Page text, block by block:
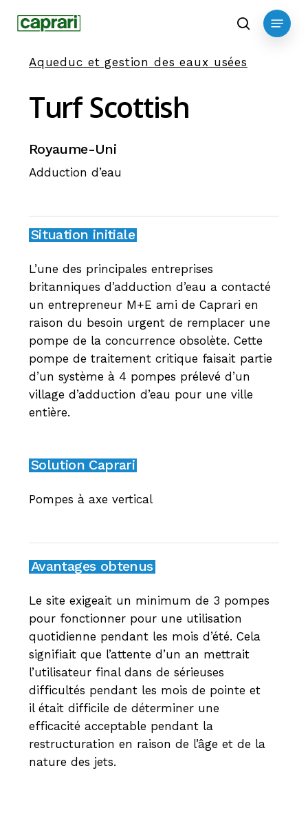
content
search
Menu
Aqueduc et gestion des eaux usées
TurfScottish
Royaume-Uni
Adduction d’eau
Situation initiale
L’une des principales entreprises
britanniques d’adduction d’eau a contacté
un entrepreneur M+E ami de Caprari en
raison du besoin urgent de remplacer une
pompe de la concurrence obsolète. Cette
pompe de traitement critique faisait partie
d’un système à 4 pompes prélevé d’un
village d’adduction d’eau pour une ville
entière.
Solution Caprari
Pompes à axe vertical
Avantages obtenus
Le site exigeait un minimum de 3 pompes
pour fonctionner pour une utilisation
quotidienne pendant les mois d’été. Cela
signifiait que l’attente d’un an mettrait
l’utilisateur final dans de sérieuses
difficultés pendant les mois de pointe et
il était difficile de déterminer une
efficacité acceptable pendant la
restructuration en raison de l’âge et de la
nature des jets.